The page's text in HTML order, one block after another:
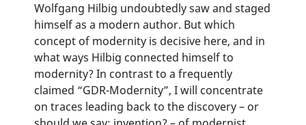
Wolfgang Hilbig undoubtedly saw and staged
himself as a modern author. But which
concept of modernity is decisive here, and in
what ways Hilbig connected himself to
modernity? In contrast to a frequently
claimed “GDR-Modernity”, I will concentrate
on traces leading back to the discovery – or